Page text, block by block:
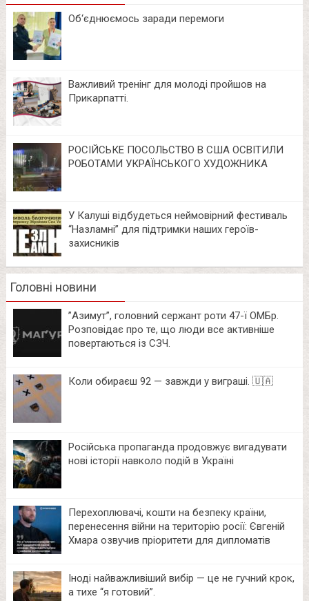
Об‘єднюємось заради перемоги
Важливий тренінг для молоді пройшов на
Прикарпатті.
РОСІЙСЬКЕ ПОСОЛЬСТВО В США ОСВІТИЛИ
РОБОТАМИ УКРАЇНСЬКОГО ХУДОЖНИКА
У Калуші відбудеться неймовірний фестиваль
“Назламні” для підтримки наших героїв-
захисників
Головні новини
⁨”Азимут”, головний сержант роти 47-ї ОМБр.
Розповідає про те, що люди все активніше
повертаються із СЗЧ.
Коли обираєш 92 — завжди у виграші. 🇺🇦
Російська пропаганда продовжує вигадувати
нові історії навколо подій в Україні
Перехоплювачі, кошти на безпеку країни,
перенесення війни на територію росії: Євгеній
Хмара озвучив пріоритети для дипломатів
Іноді найважливіший вибір — це не гучний крок,
а тихе “я готовий”.